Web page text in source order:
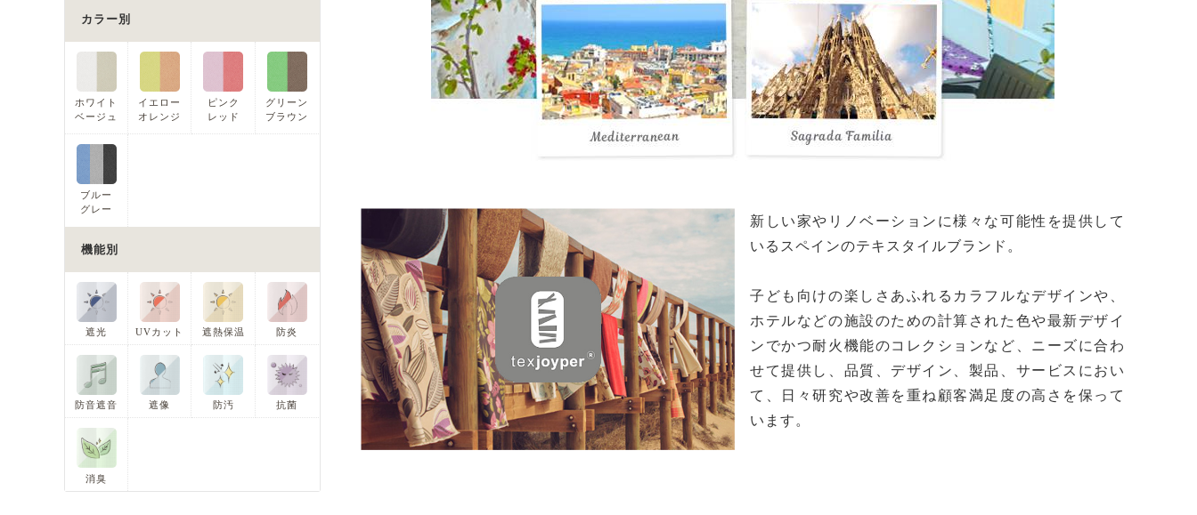
新しい家やリノベーションに様々な可能性を提供して
いるスペインのテキスタイルブランド。
子ども向けの楽しさあふれるカラフルなデザインや、
ホテルなどの施設のための計算された色や最新デザイ
ンでかつ耐火機能のコレクションなど、ニーズに合わ
せて提供し、品質、デザイン、製品、サービスにおい
て、日々研究や改善を重ね顧客満足度の高さを保って
います。
カラー別
ホワイト
ベージュ
イエロー
オレンジ
ピンク
レッド
グリーン
ブラウン
ブルー
グレー
機能別
遮光 UVカット 遮熱保温 防炎
防音遮音 遮像 防汚 抗菌
消臭